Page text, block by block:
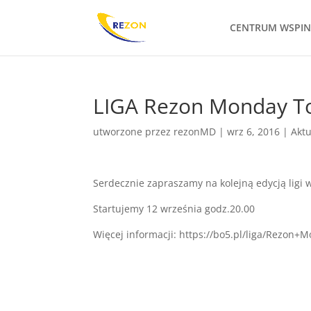
CENTRUM
LIGA Rezon Monday
utworzone przez rezonMD |wrz 6, 2016 |
Serdecznie zapraszamy na kolejną edycją ligi
Startujemy 12 września godz.20.00
Więcej informacji: https://bo5.pl/liga/